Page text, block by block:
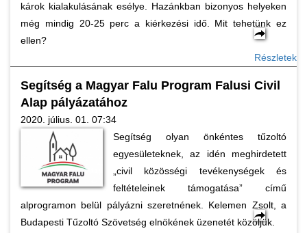
károk kialakulásának esélye. Hazánkban bizonyos helyeken
még mindig 20-25 perc a kiérkezési idő. Mit tehetünk ez
ellen?
Részletek
Segítség a Magyar Falu Program Falusi Civil
Alap pályázatához
2020. július. 01. 07:34
Segítség olyan önkéntes tűzoltó
egyesületeknek, az idén meghirdetett
„civil közösségi tevékenységek és
feltételeinek támogatása” című
alprogramon belül pályázni szeretnének. Kelemen Zsolt, a
Budapesti Tűzoltó Szövetség elnökének üzenetét közöljük.